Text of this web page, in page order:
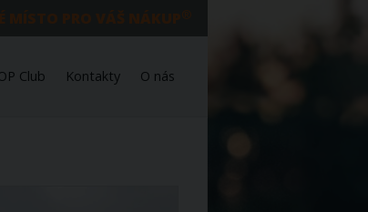
Club Kontakty O nás